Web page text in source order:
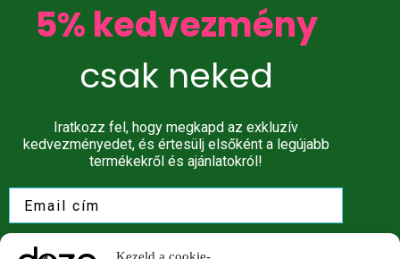
5% kedvezmény
csak neked
Iratkozz fel, hogy megkapd az exkluzív
kedvezményedet, és értesülj elsőként a legújabb
termékekről és ajánlatokról!